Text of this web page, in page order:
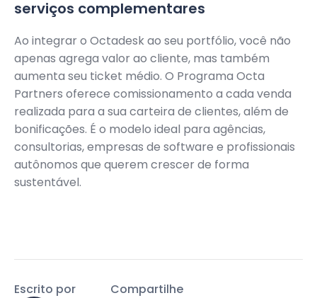
serviços complementares
Ao integrar o Octadesk ao seu portfólio, você não
apenas agrega valor ao cliente, mas também
aumenta seu ticket médio. O Programa Octa
Partners oferece comissionamento a cada venda
realizada para a sua carteira de clientes, além de
bonificações. É o modelo ideal para agências,
consultorias, empresas de software e profissionais
autônomos que querem crescer de forma
sustentável.
Compartilhe
Escrito por